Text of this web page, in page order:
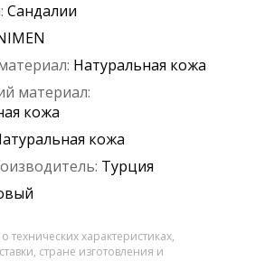
Сандалии
Натуральная кожа
материал:
кожа
кожа
Турция
характеристиках,
стране изготовления и